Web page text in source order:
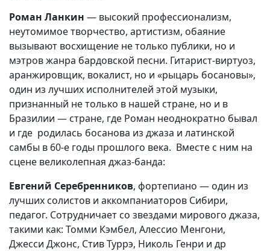
Роман Ланкин — высокий профессионализм,
неутомимое творчество, артистизм, обаяние
вызывают восхищение не только публики, но и
мэтров жанра бардовской песни. Гитарист-виртуоз,
аранжировщик, вокалист, но и «рыцарь босановы»,
один из лучших исполнителей этой музыки,
признанный не только в нашей стране, но и в
Бразилии — стране, где Роман неоднократно бывал
и где родилась босанова из джаза и латинской
самбы в 60-е годы прошлого века. Вместе с ним на
сцене великолепная джаз-банда:
Евгений Серебренников, фортепиано — один из
лучших солистов и аккомпаниаторов Сибири,
педагог. Сотрудничает со звездами мирового джаза,
такими как: Томми Кэмбел, Алессио Менгони,
Джесси Джонс, Стив Туррэ, Николь Генри и др